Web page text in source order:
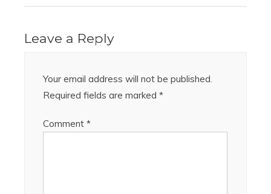
Leave a Reply
Your email address will not be published.
Required fields are marked *
Comment *